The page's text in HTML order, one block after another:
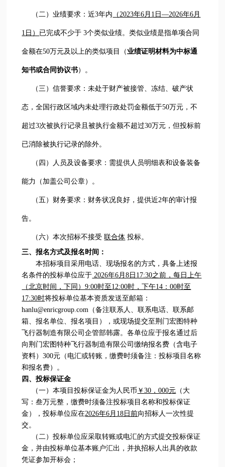
（二）业绩要求：近3年内 （2023年6月1日—2026年6月
1日） 已完成不少于 3个类似业绩。类似业绩是指单项合同
金额在50万元及以上的类似项目（业绩证明材料为中标通
知书或合同协议书）。
（三）信誉要求：未处于财产被接管、冻结、破产状
态，全国行政区域内未处理行政处罚金额低于50万元，不
超过3次被执行记录且被执行金额不超过30万元，但投标前
已消除被执行记录的除外。
（四）人员及设备要求：需提供人员明细表和设备装备
能力（加盖公司公章）。
（五）财务要求：财务状况良好，提供近2年的审计报
告。
（六）本次招标不接受联合体 投标。
三、报名方式及报名时间：
本招标项目采用电话、现场报名的方式，具备上述报
名条件的投标单位应于 2026年6月8日17:30之前，每日上午
（北京时间，下同）9:00时至12:00时，下午14：00时至
17:30时将投标单位基本资质发送至邮箱：
hanlu@enricgroup.com（备注联系人、联系电话、联系邮
箱、报名单位、报名项目），或现场提交至荆门宏图特种
飞行器制造有限公司企管部韩露。各单位应于报名通过后
向荆门宏图特种飞行器制造有限公司缴纳报名费（含电子
资料）300元（电汇或转账，缴费时须备注：投标项目名称
和报名费）。
四、投标保证金
（一）本项目投标保证金为人民币 ￥30，000元 （大
写：叁万元整，缴费时须备注投标项目名称和投标保证
金），投标单位应在2026年6月18日前向招标人一次性提
交。
（二）投标单位应采取转账或电汇的方式提交投标保证
金，并由投标单位基本账户汇出，并执招标人出具的收款
凭证参加开标会；